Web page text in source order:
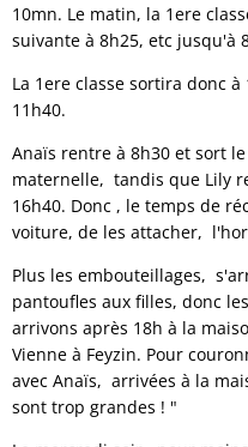
10mn. Le matin, la 1ere
suivante à 8h25, etc jusqu'à
La 1ere classe sortira donc
11h40.
Anaïs rentre à 8h30 et sort
maternelle, tandis que Lily
16h40. Donc , le temps de
voiture, de les attacher,
Plus les embouteillages,
pantoufles aux filles, donc
arrivons après 18h à la
Vienne à Feyzin. Pour
avec Anaïs, arrivées à la
sont trop grandes ! "